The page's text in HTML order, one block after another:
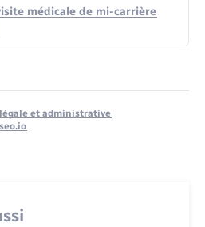
médicale de mi-carrière
et administrative